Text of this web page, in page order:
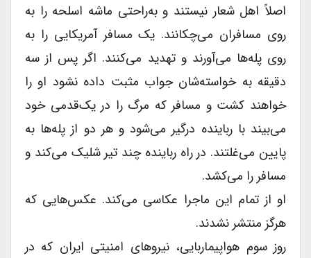
اصلاً اهل شعار نیستند و به‌راحتی ماشه اسلحه را به
روى مسافران می‌چکانند. یک مسافر آمریکایى را به
روى پله‌ها می‌آورند و تهدید می‌کنند. اگر پس از سه
دقیقه به خواسته‌شان جواب مثبت داده نشود او را
خواهند کشت و مسافر که مرگ را در یک‌قدمی خود
می‌بیند با رباینده درگیر می‌شود و هر دو از پله‌ها به
پایین می‌غلتند. در راه رباینده چند تیر شلیک می‌کند و
مسافر را می‌کشد.
او از تمام این ماجرا عکاسى می‌کند. عکس‌هایی که
هرگز منتشر نشدند.
روز سوم هواپیماربایی، نیروهاى امنیتى ایران که در